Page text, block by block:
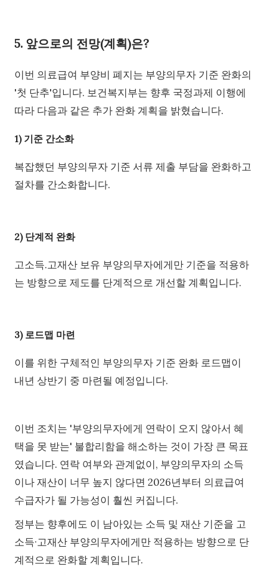
5. 앞으로의 전망(계획)은?
이번 의료급여 부양비 폐지는 부양의무자 기준 완화의
'첫 단추'입니다. 보건복지부는 향후 국정과제 이행에
따라 다음과 같은 추가 완화 계획을 밝혔습니다.
1) 기준 간소화
복잡했던 부양의무자 기준 서류 제출 부담을 완화하고
절차를 간소화합니다.
2) 단계적 완화
고소득.고재산 보유 부양의무자에게만 기준을 적용하
는 방향으로 제도를 단계적으로 개선할 계획입니다.
3) 로드맵 마련
이를 위한 구체적인 부양의무자 기준 완화 로드맵이
내년 상반기 중 마련될 예정입니다.
이번 조치는 '부양의무자에게 연락이 오지 않아서 혜
택을 못 받는' 불합리함을 해소하는 것이 가장 큰 목표
였습니다. 연락 여부와 관계없이, 부양의무자의 소득
이나 재산이 너무 높지 않다면 2026년부터 의료급여
수급자가 될 가능성이 훨씬 커집니다.
정부는 향후에도 이 남아있는 소득 및 재산 기준을 고
소득·고재산 부양의무자에게만 적용하는 방향으로 단
계적으로 완화할 계획입니다.